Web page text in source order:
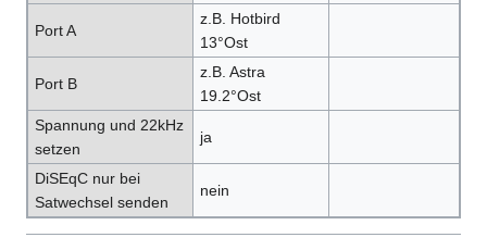
Port A
z.B. Hotbird
13°Ost
Port B
z.B. Astra
19.2°Ost
Spannung und 22kHz
setzen
ja
DiSEqC nur bei
Satwechsel senden
nein